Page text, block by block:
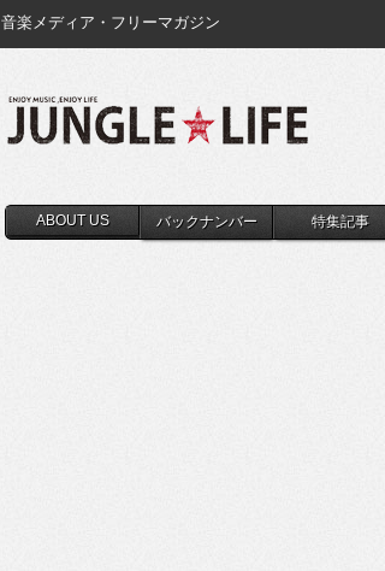
音楽メディア・フリーマガジン
ABOUT US バックナンバー 特集記事